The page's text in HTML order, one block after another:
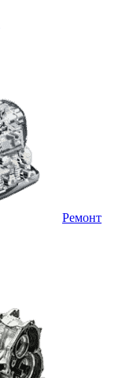
Ремонт